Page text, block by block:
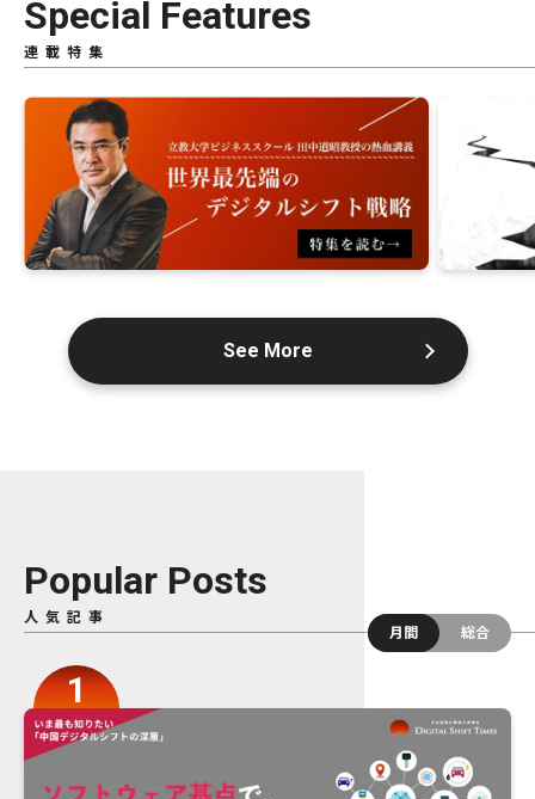
Special Features
連載特集
See More
Popular Posts
人気記事
月間
総合